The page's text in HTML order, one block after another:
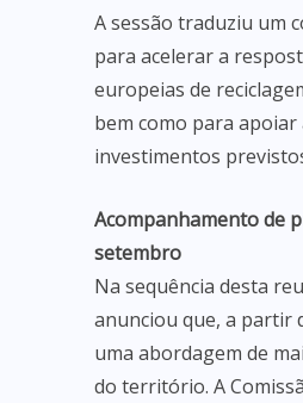
A sessão traduziu um
para acelerar a
europeias de
bem como para apoiar
investimentos
Acompanhamento de
setembro
Na sequência desta
anunciou que, a partir
uma abordagem de
do território. A